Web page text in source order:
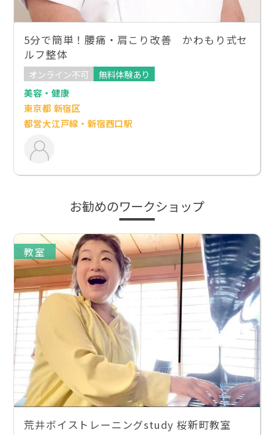
5分で簡単！腰痛・肩こり改善 かわもり式セ
ルフ整体
オンライン不可
無料体験あり
美容・健康
東京都 新宿区
都営大江戸線・新宿西口駅
お勧めのワークショップ
教室
荒井ボイストレーニングstudy 桜新町教室